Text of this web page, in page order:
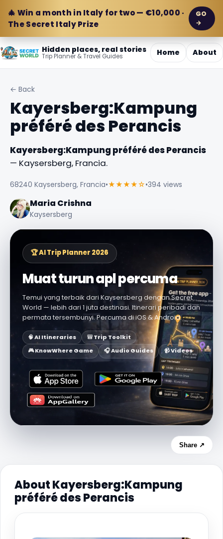
🎄 Win a month in Italy for two — €10,000 ·
The Secret Italy Prize
GO
→
Hidden places, real stories
Trip Planner & Travel Guides Home About
← Back
Kayersberg:Kampung
préféré des Perancis
Kayersberg:Kampung préféré des Perancis
— Kaysersberg, Francia.
68240 Kaysersberg, Francia•★★★★☆•394 views
Maria Crishna
Kaysersberg
🏆 AI Trip Planner 2026
Muat turun apl percuma
Temui yang terbaik dari Kaysersberg dengan Secret
World — lebih dari 1 juta destinasi. Itinerari peribadi dan
permata tersembunyi. Percuma di iOS & Android.
🧠 AI Itineraries
🎒 Trip Toolkit
🎮 KnowWhere Game
🎧 Audio Guides 📹 Videos
Share ↗
About Kayersberg:Kampung
préféré des Perancis